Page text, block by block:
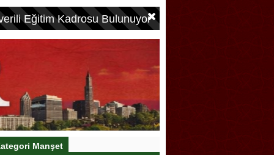
Eğitim Kadrosu Bulunuyor
Manşet